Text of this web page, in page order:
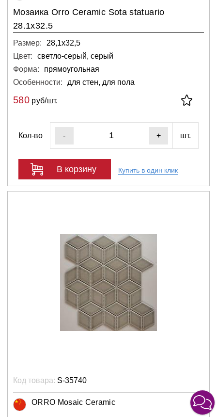
Мозаика Orro Ceramic Sota statuario
28.1х32.5
Размер:
28,1х32,5
Цвет:
светло-серый, серый
Форма:
прямоугольная
Особенности:
для стен, для пола
580руб/шт.
Кол-во - + шт.
В корзину Купить в один клик
Код товара: S-35740
ORRO Mosaic Ceramic